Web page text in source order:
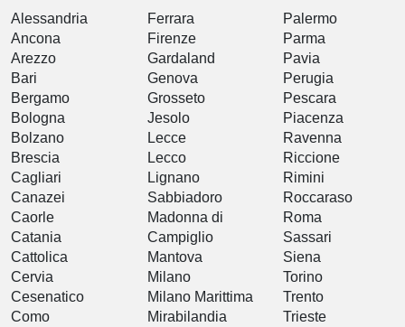
Alessandria
Ancona
Arezzo
Bari
Bergamo
Bologna
Bolzano
Brescia
Cagliari
Canazei
Caorle
Catania
Cattolica
Cervia
Cesenatico
Como
Ferrara
Firenze
Gardaland
Genova
Grosseto
Jesolo
Lecce
Lecco
Lignano
Sabbiadoro
Madonna di
Campiglio
Mantova
Milano
Milano Marittima
Mirabilandia
Palermo
Parma
Pavia
Perugia
Pescara
Piacenza
Ravenna
Riccione
Rimini
Roccaraso
Roma
Sassari
Siena
Torino
Trento
Trieste